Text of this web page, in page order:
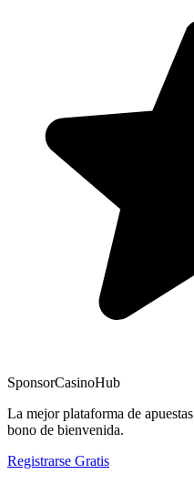
SponsorCasinoHub
La mejor plataforma de
bono de bienvenida.
Registrarse Gratis